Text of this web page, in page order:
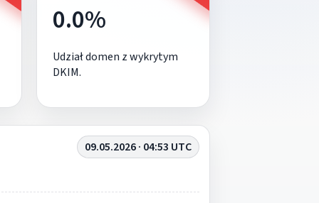
0.0%
Udział domen z wykrytym
DKIM.
09.05.2026 · 04:53 UTC